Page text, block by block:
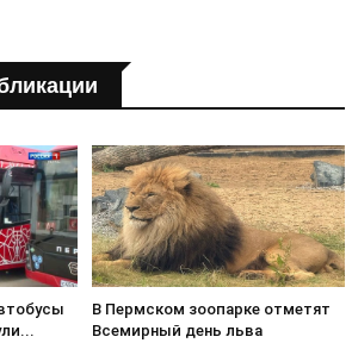
В Пермском зоопарке отметят
Всемирный день льва